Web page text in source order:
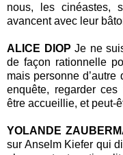
nous, les cinéastes,
avancent avec leur
ALICE DIOP Je ne
de façon rationnelle
mais personne d’autre
enquête, regarder
être accueillie, et peut-
YOLANDE
sur Anselm Kiefer qui